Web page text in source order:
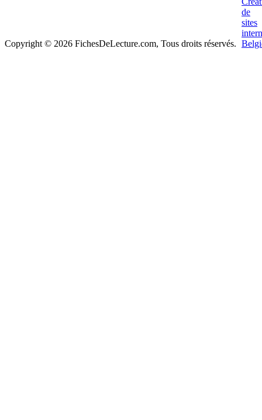
Copyright © 2026 FichesDeLecture.com, Tous droits réservés.